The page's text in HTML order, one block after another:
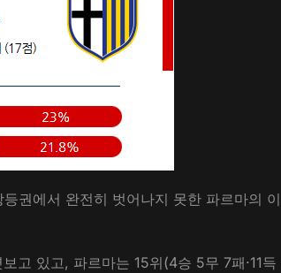
권에서 완전히 벗어나지 못한 파르마의
고 있고, 파르마는 15위(4승 5무 7패·11